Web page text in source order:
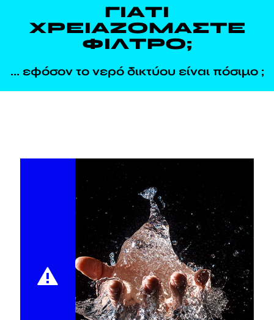
ΓΙΑΤΙ
ΧΡΕΙΑΖΟΜΑΣΤΕ
ΦΙΛΤΡΟ;
... εφόσον το νερό δικτύου είναι πόσιμο ;